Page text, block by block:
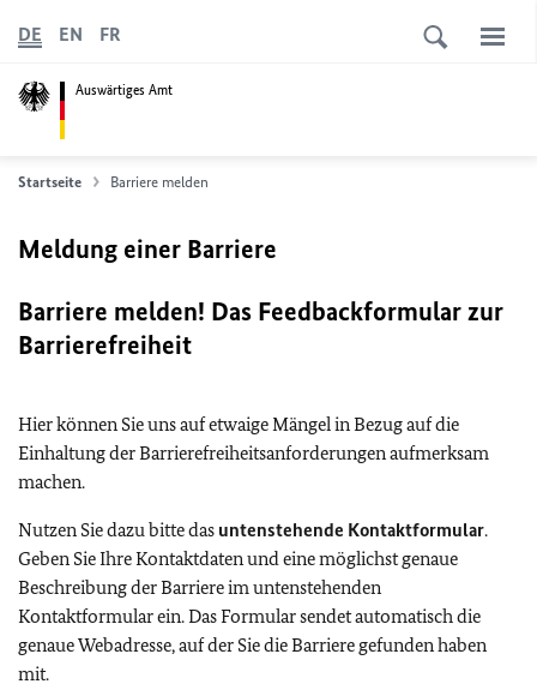
Auswärtiges Amt
DE EN FR
Startseite Barriere melden
Meldung einer Barriere
Barriere melden! Das Feedbackformular zur
Barrierefreiheit
Hier können Sie uns auf etwaige Mängel in Bezug auf die
Einhaltung der Barrierefreiheitsanforderungen aufmerksam
machen.
Nutzen Sie dazu bitte das untenstehende Kontaktformular.
Geben Sie Ihre Kontaktdaten und eine möglichst genaue
Beschreibung der Barriere im untenstehenden
Kontaktformular ein. Das Formular sendet automatisch die
genaue Webadresse, auf der Sie die Barriere gefunden haben
mit.